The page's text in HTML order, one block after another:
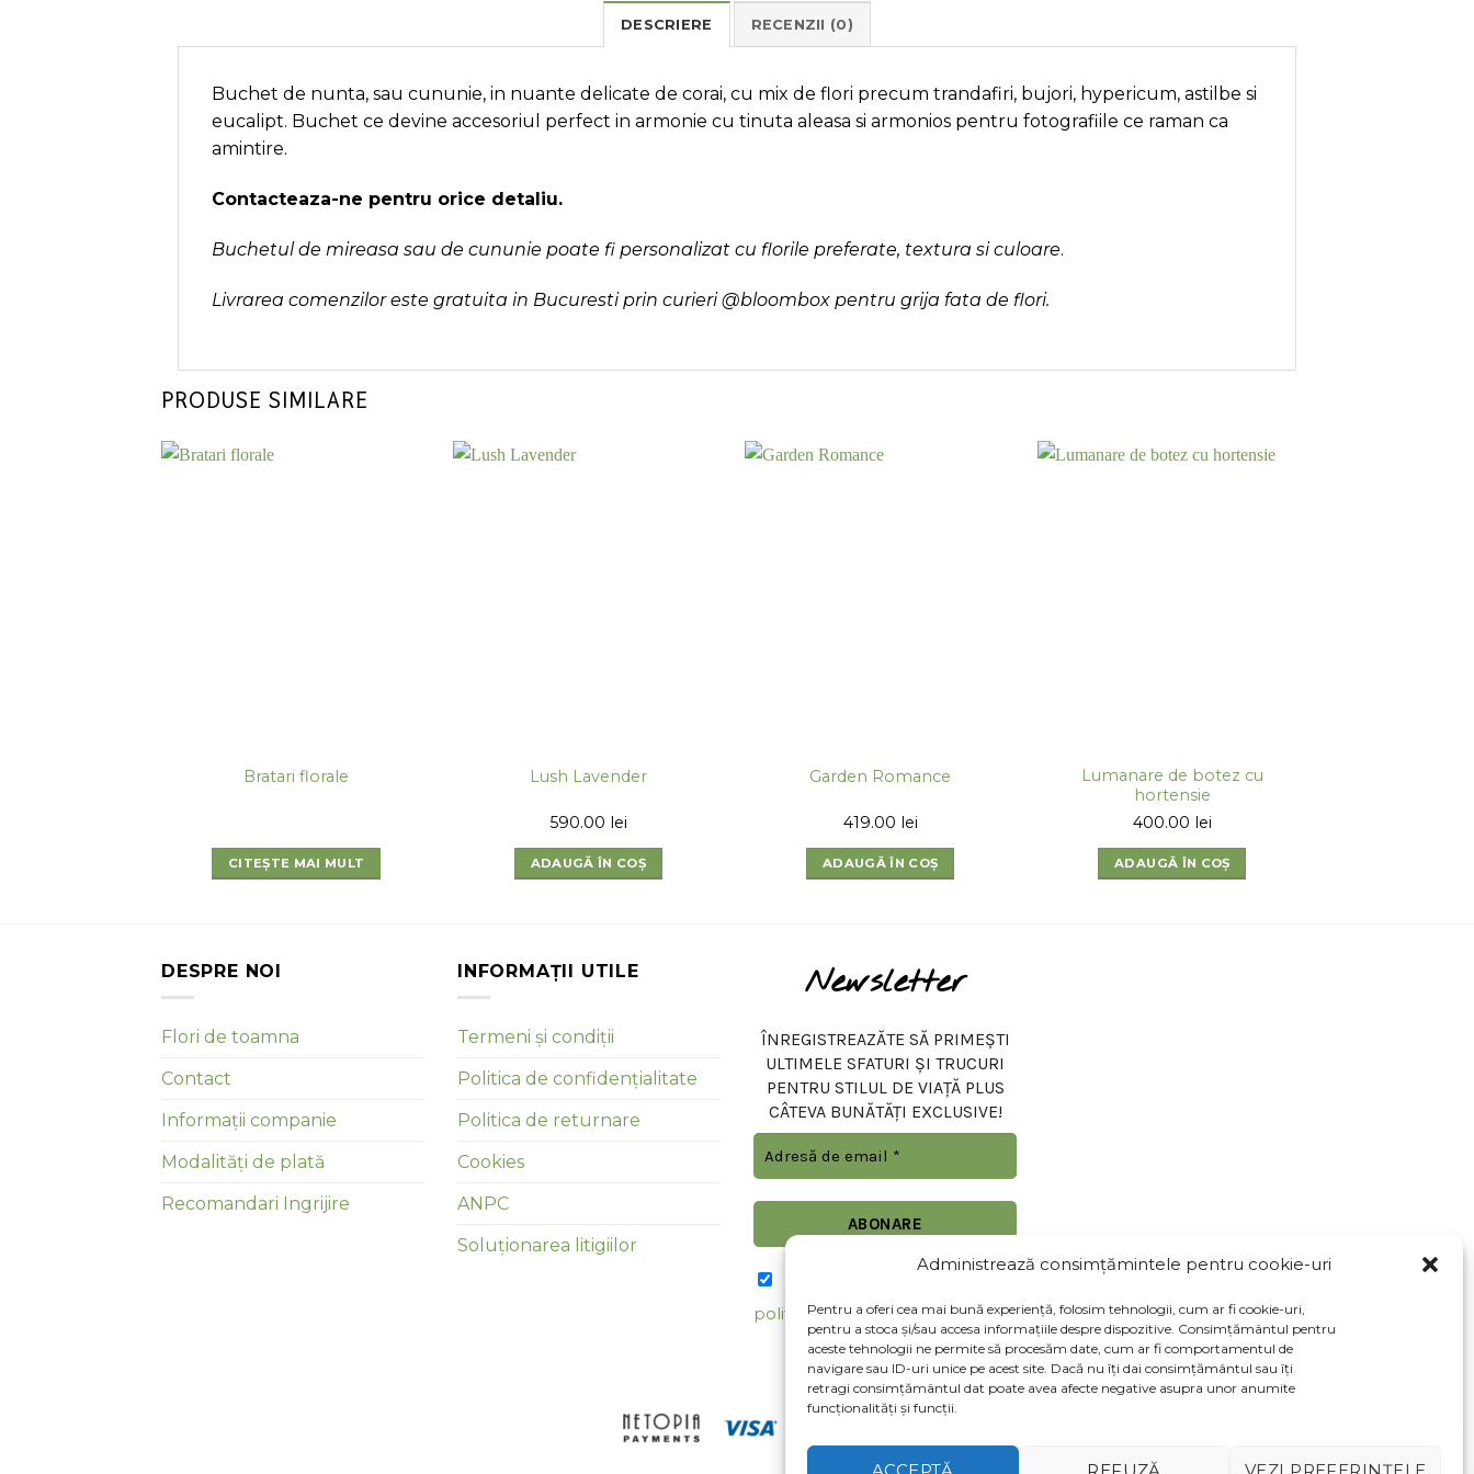
Administrează consimțămintele pentru cookie-uri
Pentru a oferi cea mai bună experiență, folosim tehnologii, cum ar fi cookie-uri,
pentru a stoca și/sau accesa informațiile despre dispozitive. Consimțământul pentru
aceste tehnologii ne permite să procesăm date, cum ar fi comportamentul de
navigare sau ID-uri unice pe acest site. Dacă nu îți dai consimțământul sau îți
retragi consimțământul dat poate avea afecte negative asupra unor anumite
funcționalități și funcții.
DESCRIERE RECENZII (0)
Buchet de nunta, sau cununie, in nuante delicate de corai, cu mix de flori precum trandafiri, bujori, hypericum, astilbe si
eucalipt. Buchet ce devine accesoriul perfect in armonie cu tinuta aleasa si armonios pentru fotografiile ce raman ca
amintire.
Contacteaza-ne pentru orice detaliu.
Buchetul de mireasa sau de cununie poate fi personalizat cu florile preferate, textura si culoare.
Livrarea comenzilor este gratuita in Bucuresti prin curieri @bloombox pentru grija fata de flori.
PRODUSE SIMILARE
Bratari florale
CITEȘTE MAI MULT
Lush Lavender
590.00 lei
ADAUGĂ ÎN COȘ
Garden Romance
419.00 lei
ADAUGĂ ÎN COȘ
Lumanare de botez cu
hortensie
400.00 lei
ADAUGĂ ÎN COȘ
DESPRE NOI
Flori de toamna
Contact
Informații companie
Modalități de plată
Recomandari Ingrijire
INFORMAȚII UTILE
Termeni și condiții
Politica de confidențialitate
Politica de returnare
Cookies
ANPC
Soluționarea litigiilor
Newsletter
ÎNREGISTREAZĂTE SĂ PRIMEȘTI
ULTIMELE SFATURI ȘI TRUCURI
PENTRU STILUL DE VIAȚĂ PLUS
CÂTEVA BUNĂTĂȚI EXCLUSIVE!
politica de confidențialitate